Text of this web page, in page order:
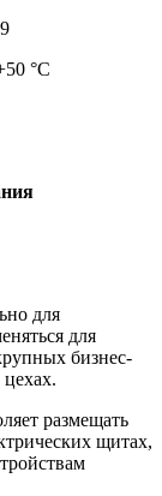
°С
для
для
бизнес-
размещать
щитах,